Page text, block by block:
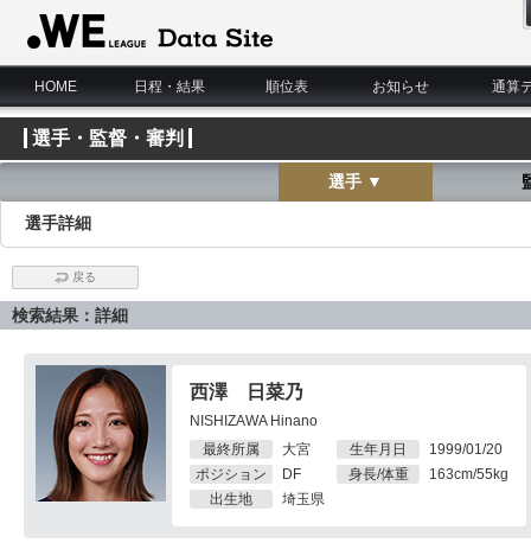
WE LEAGUE Data Site
HOME
日程・結果 順位表 お知らせ 通算
選手・監督・審判
選手 ▼
選手詳細
戻る
検索結果：詳細
西澤 日菜乃
NISHIZAWA Hinano
最終所属
大宮
ポジション
DF
出生地
埼玉県
生年月日
1999/01/20
身長/体重
163cm/55kg